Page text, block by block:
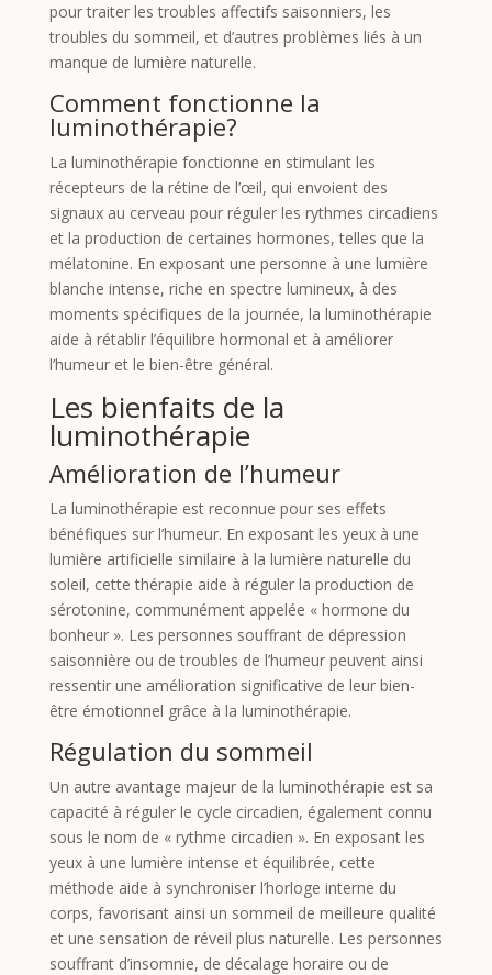
pour traiter les troubles affectifs saisonniers, les
troubles du sommeil, et d’autres problèmes liés à un
manque de lumière naturelle.
Comment fonctionne la
luminothérapie?
La luminothérapie fonctionne en stimulant les
récepteurs de la rétine de l’œil, qui envoient des
signaux au cerveau pour réguler les rythmes circadiens
et la production de certaines hormones, telles que la
mélatonine. En exposant une personne à une lumière
blanche intense, riche en spectre lumineux, à des
moments spécifiques de la journée, la luminothérapie
aide à rétablir l’équilibre hormonal et à améliorer
l’humeur et le bien-être général.
Les bienfaits de la
luminothérapie
Amélioration de l’humeur
La luminothérapie est reconnue pour ses effets
bénéfiques sur l’humeur. En exposant les yeux à une
lumière artificielle similaire à la lumière naturelle du
soleil, cette thérapie aide à réguler la production de
sérotonine, communément appelée « hormone du
bonheur ». Les personnes souffrant de dépression
saisonnière ou de troubles de l’humeur peuvent ainsi
ressentir une amélioration significative de leur bien-
être émotionnel grâce à la luminothérapie.
Régulation du sommeil
Un autre avantage majeur de la luminothérapie est sa
capacité à réguler le cycle circadien, également connu
sous le nom de « rythme circadien ». En exposant les
yeux à une lumière intense et équilibrée, cette
méthode aide à synchroniser l’horloge interne du
corps, favorisant ainsi un sommeil de meilleure qualité
et une sensation de réveil plus naturelle. Les personnes
souffrant d’insomnie, de décalage horaire ou de